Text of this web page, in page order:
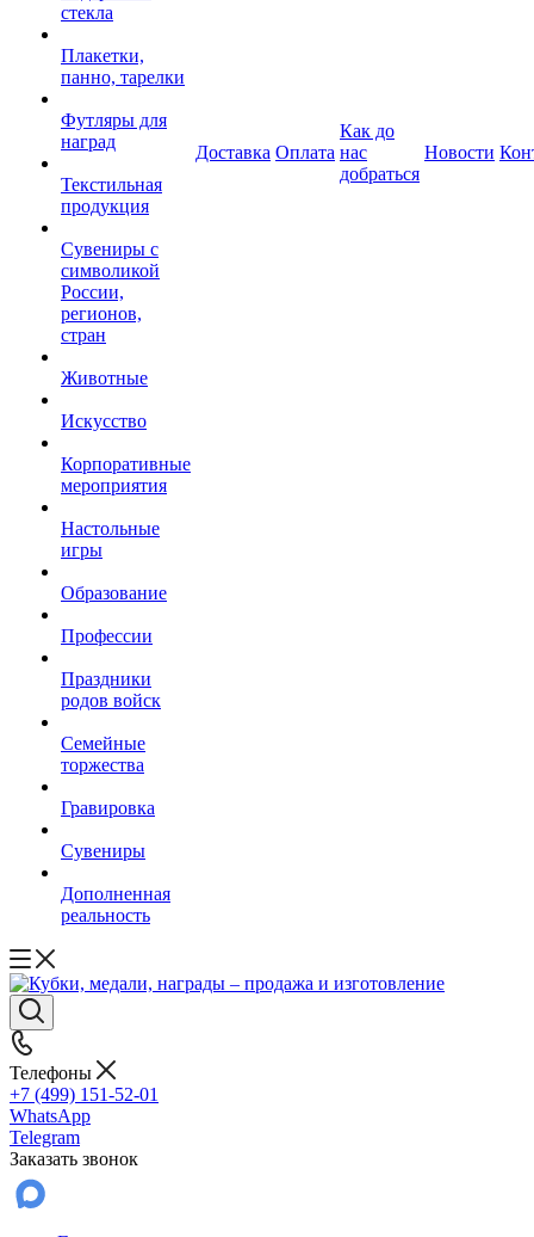
стекла
Плакетки,
панно, тарелки
Футляры для
наград
Текстильная
продукция
Сувениры с
символикой
России,
регионов,
стран
Животные
Искусство
Корпоративные
мероприятия
Настольные
игры
Образование
Профессии
Праздники
родов войск
Семейные
торжества
Гравировка
Сувениры
Дополненная
реальность
Доставка Оплата
Как до
нас
добраться
Новости
Телефоны
+7 (499) 151-52-01
WhatsApp
Telegram
Заказать звонок